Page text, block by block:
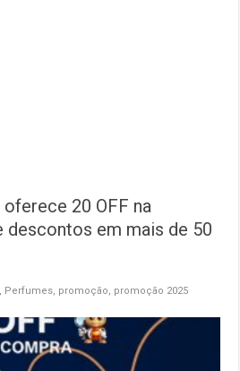
20 OFF na
descontos em mais de 50
, Perfumes, promoção, promoção 2025